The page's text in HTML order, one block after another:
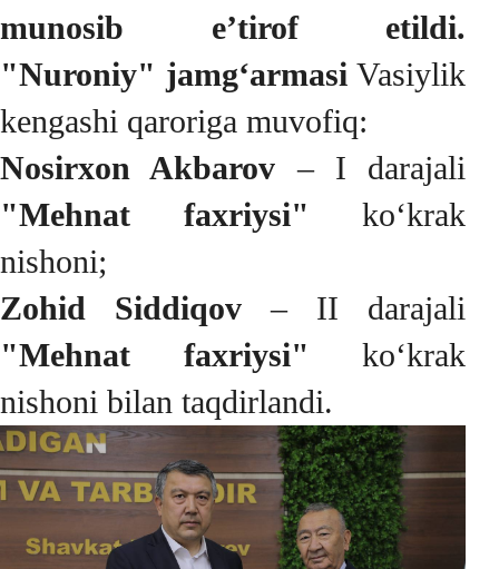
munosib e’tirof etildi.
"Nuroniy" jamg‘armasi Vasiylik
kengashi qaroriga muvofiq:
Nosirxon Akbarov – I darajali
"Mehnat faxriysi" ko‘krak
nishoni;
Zohid Siddiqov – II darajali
"Mehnat faxriysi" ko‘krak
nishoni bilan taqdirlandi.